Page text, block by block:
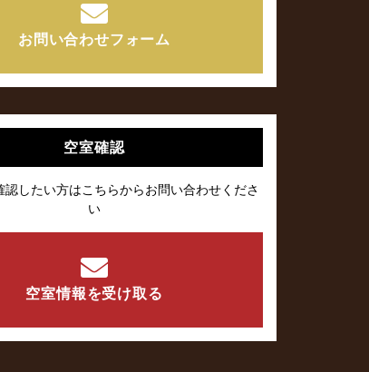
お問い合わせフォーム
空室確認
認したい方はこちらからお問い合わせくださ
い
空室情報を受け取る